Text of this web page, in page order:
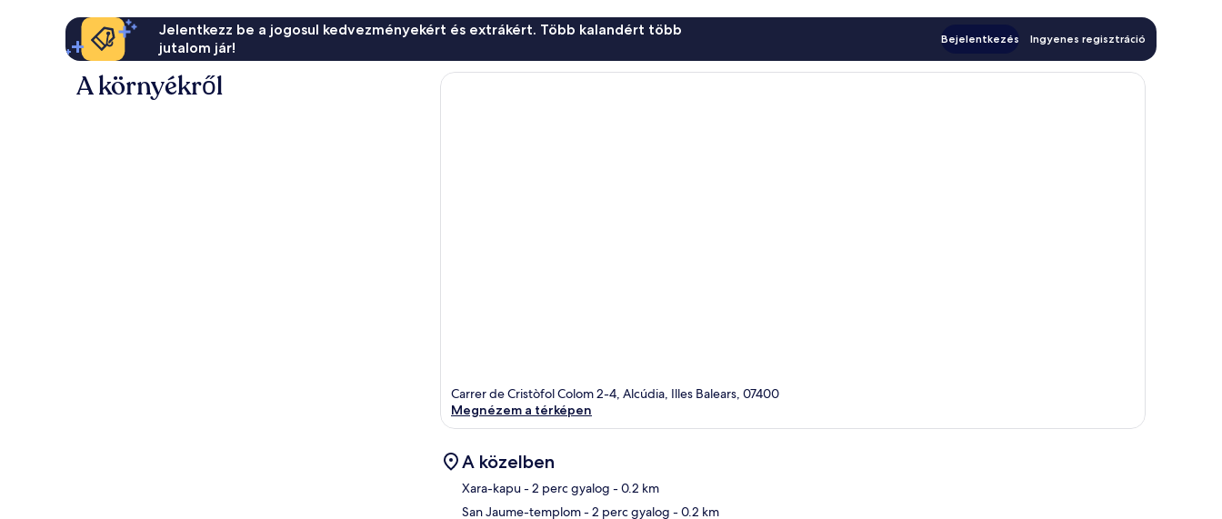
Jelentkezz be a jogosul kedvezményekért és extrákért. Több kalandért több
jutalom jár!
Bejelentkezés Ingyenes regisztráció
A környékről
Carrer de Cristòfol Colom 2-4, Alcúdia, Illes Balears, 07400
Megnézem a térképen
A közelben
Xara-kapu- 2 perc gyalog - 0.2 km
San Jaume-templom- 2 perc gyalog - 0.2 km